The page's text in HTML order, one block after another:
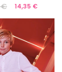
€ 14,35 €